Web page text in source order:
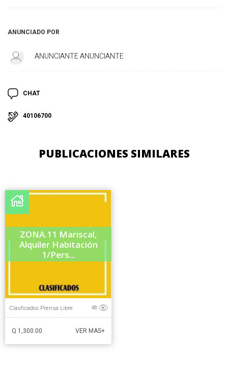
ANUNCIADO POR
ANUNCIANTE ANUNCIANTE
CHAT
40106700
PUBLICACIONES SIMILARES
ZONA.11 Mariscal,
Alquiler Habitación
1/Pers...
Clasficados Prensa Libre 48
Q 1,300.00 VER MAS+